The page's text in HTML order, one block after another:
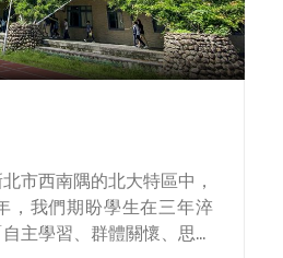
市西南隅的北大特區中，
，我們期盼學生在三年淬
主學習、群體關懷、思辨